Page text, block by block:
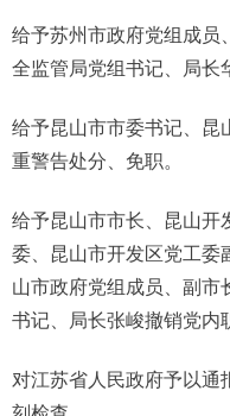
给予苏州市政府党组成员
全监管局党组书记、局长
给予昆山市市委书记、昆
重警告处分、免职。
给予昆山市市长、昆山开
委、昆山市开发区党工委
山市政府党组成员、副市
书记、局长张峻撤销党内
对江苏省人民政府予以通